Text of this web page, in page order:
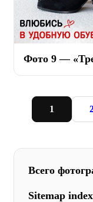
Фото 9 —
1
Всего
Sitemap